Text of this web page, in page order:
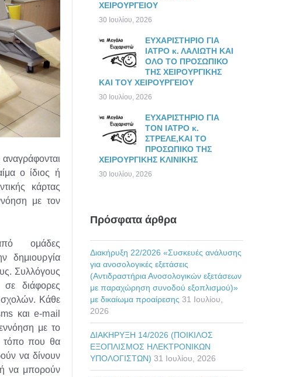
ο ίδιος ή
κάρτας
με τον
ομάδες
δημιουργία
Συλλόγους
σε διάφορες
σχολών. Κάθε
και e-mail
με το
τόπο που θα
να δίνουν
ή να μπορούν
ΧΕΙΡΟΥΡΓΕΙΟΥ
30 Ιουλίου, 2026
ΕΥΧΑΡΙΣΤΗΡΙΟ ΓΙΑ
ΙΑΤΡΟ κ. ΛΑΛΙΩΤΗ ΚΑΙ
ΟΛΟ ΤΟ ΠΡΟΣΩΠΙΚΟ
ΤΗΣ ΧΕΙΡΟΥΡΓΙΚΗΣ
ΚΑΙ ΤΟΥ ΧΕΙΡΟΥΡΓΕΙΟΥ
30 Ιουλίου, 2026
ΕΥΧΑΡΙΣΤΗΡΙΟ ΓΙΑ
ΤΟΝ ΙΑΤΡΟ κ.
ΣΤΡΕΛΕ,ΚΑΙ ΤΟ
ΠΡΟΣΩΠΙΚΟ ΤΗΣ
ΧΕΙΡΟΥΡΓΙΚΗΣ ΚΛΙΝΙΚΗΣ
30 Ιουλίου, 2026
Πρόσφατα άρθρα
Διακήρυξη 22/2026 «Συσκευές ανάλυσης
για ανοσολογικές εξετάσεις
(Αντιδραστήρια Ανοσολογικών εξετάσεων
με παραχώρηση συνοδού εξοπλισμού)»
με δικαίωμα προαίρεσης 31 Ιουλίου,
2026
ΔΙΑΚΗΡΥΞΗ 14/2026 (ΠΟΙΚΙΛΟΣ
ΕΞΟΠΛΙΣΜΟΣ ΗΛΕΚΤΡΟΝΙΚΩΝ
ΥΠΟΛΟΓΙΣΤΩΝ) 31 Ιουλίου, 2026